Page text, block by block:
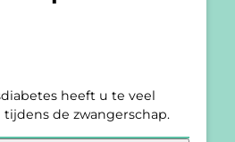
heeft u te veel
de zwangerschap.